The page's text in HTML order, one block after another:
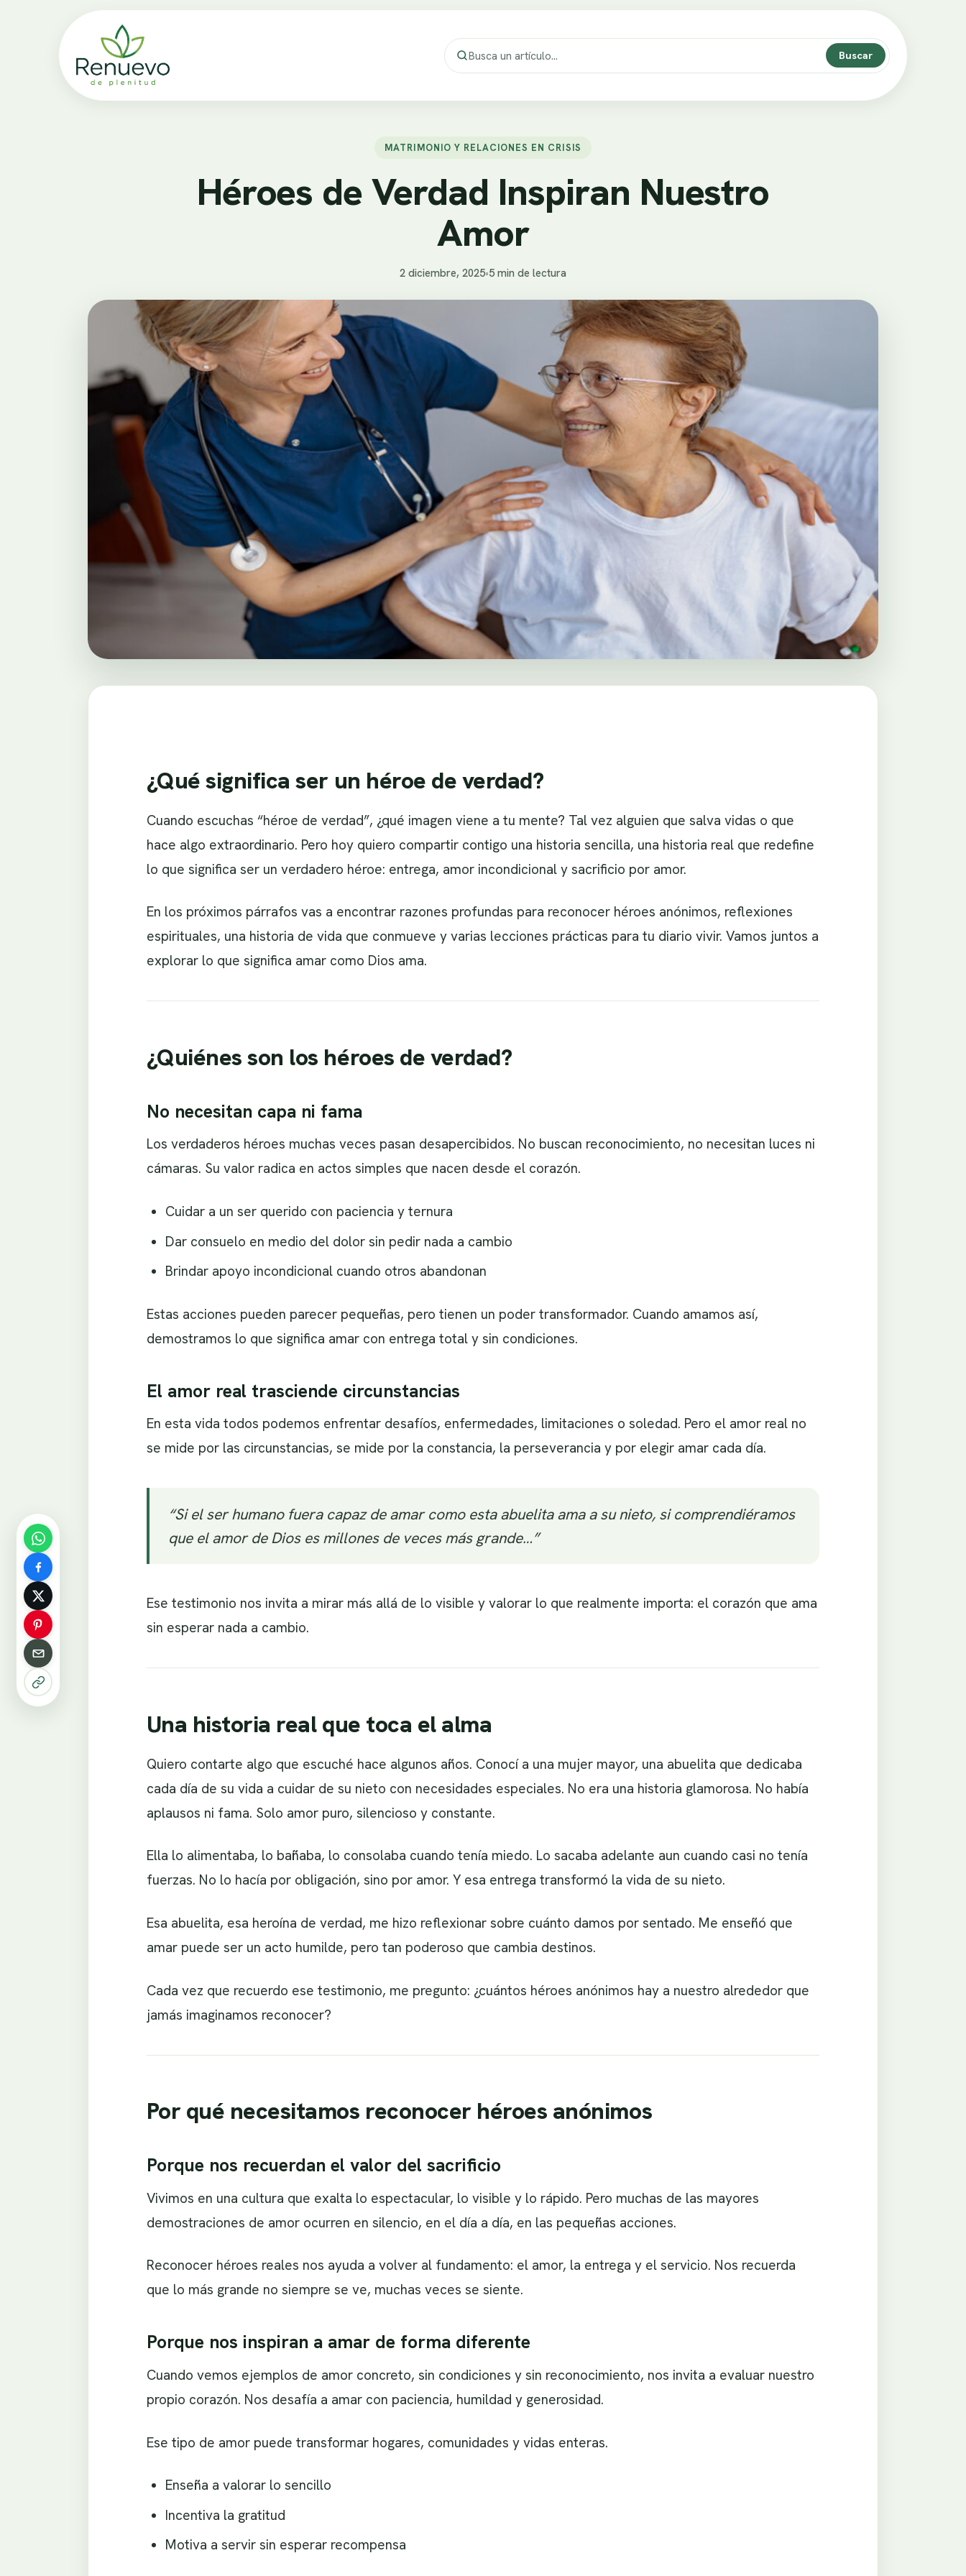
Buscar
MATRIMONIO Y RELACIONES EN CRISIS
Héroes de Verdad Inspiran Nuestro
Amor
2 diciembre, 2025•5 min de lectura
¿Qué significa ser un héroe de verdad?
Cuando escuchas “héroe de verdad”, ¿qué imagen viene a tu mente? Tal vez alguien que salva vidas o que
hace algo extraordinario. Pero hoy quiero compartir contigo una historia sencilla, una historia real que redefine
lo que significa ser un verdadero héroe: entrega, amor incondicional y sacrificio por amor.
En los próximos párrafos vas a encontrar razones profundas para reconocer héroes anónimos, reflexiones
espirituales, una historia de vida que conmueve y varias lecciones prácticas para tu diario vivir. Vamos juntos a
explorar lo que significa amar como Dios ama.
¿Quiénes son los héroes de verdad?
No necesitan capa ni fama
Los verdaderos héroes muchas veces pasan desapercibidos. No buscan reconocimiento, no necesitan luces ni
cámaras. Su valor radica en actos simples que nacen desde el corazón.
Cuidar a un ser querido con paciencia y ternura
Dar consuelo en medio del dolor sin pedir nada a cambio
Brindar apoyo incondicional cuando otros abandonan
Estas acciones pueden parecer pequeñas, pero tienen un poder transformador. Cuando amamos así,
demostramos lo que significa amar con entrega total y sin condiciones.
El amor real trasciende circunstancias
En esta vida todos podemos enfrentar desafíos, enfermedades, limitaciones o soledad. Pero el amor real no
se mide por las circunstancias, se mide por la constancia, la perseverancia y por elegir amar cada día.
“Si el ser humano fuera capaz de amar como esta abuelita ama a su nieto, si comprendiéramos
que el amor de Dios es millones de veces más grande…”
Ese testimonio nos invita a mirar más allá de lo visible y valorar lo que realmente importa: el corazón que ama
sin esperar nada a cambio.
Una historia real que toca el alma
Quiero contarte algo que escuché hace algunos años. Conocí a una mujer mayor, una abuelita que dedicaba
cada día de su vida a cuidar de su nieto con necesidades especiales. No era una historia glamorosa. No había
aplausos ni fama. Solo amor puro, silencioso y constante.
Ella lo alimentaba, lo bañaba, lo consolaba cuando tenía miedo. Lo sacaba adelante aun cuando casi no tenía
fuerzas. No lo hacía por obligación, sino por amor. Y esa entrega transformó la vida de su nieto.
Esa abuelita, esa heroína de verdad, me hizo reflexionar sobre cuánto damos por sentado. Me enseñó que
amar puede ser un acto humilde, pero tan poderoso que cambia destinos.
Cada vez que recuerdo ese testimonio, me pregunto: ¿cuántos héroes anónimos hay a nuestro alrededor que
jamás imaginamos reconocer?
Por qué necesitamos reconocer héroes anónimos
Porque nos recuerdan el valor del sacrificio
Vivimos en una cultura que exalta lo espectacular, lo visible y lo rápido. Pero muchas de las mayores
demostraciones de amor ocurren en silencio, en el día a día, en las pequeñas acciones.
Reconocer héroes reales nos ayuda a volver al fundamento: el amor, la entrega y el servicio. Nos recuerda
que lo más grande no siempre se ve, muchas veces se siente.
Porque nos inspiran a amar de forma diferente
Cuando vemos ejemplos de amor concreto, sin condiciones y sin reconocimiento, nos invita a evaluar nuestro
propio corazón. Nos desafía a amar con paciencia, humildad y generosidad.
Ese tipo de amor puede transformar hogares, comunidades y vidas enteras.
Enseña a valorar lo sencillo
Incentiva la gratitud
Motiva a servir sin esperar recompensa